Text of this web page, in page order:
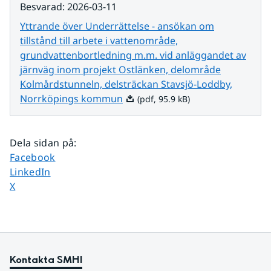
Besvarad: 2026-03-11
Yttrande över Underrättelse - ansökan om
tillstånd till arbete i vattenområde,
grundvattenbortledning m.m. vid anläggandet av
järnväg inom projekt Ostlänken, delområde
Kolmårdstunneln, delsträckan Stavsjö-Loddby,
Norrköpings kommun Pdf, 95.9 kB.
(pdf, 95.9 kB)
Dela sidan på:
Dela sidan på
Facebook
Dela sidan på
LinkedIn
Dela sidan på
X
Kontakta SMHI